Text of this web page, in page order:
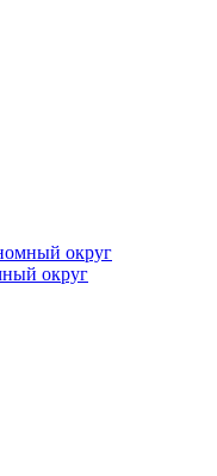
округ
округ